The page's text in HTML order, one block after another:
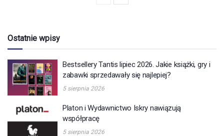
Ostatnie wpisy
Bestsellery Tantis lipiec 2026. Jakie książki, gry i
zabawki sprzedawały się najlepiej?
5 sierpnia 2026
Platon i Wydawnictwo Iskry nawiązują
współpracę
5 sierpnia 2026